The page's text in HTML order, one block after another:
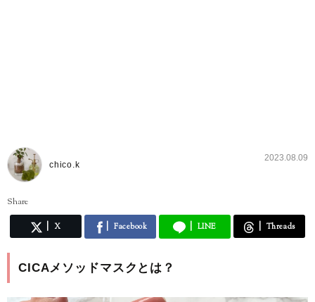
chico.k
2023.08.09
Share
X Facebook LINE Threads
CICAメソッドマスクとは？